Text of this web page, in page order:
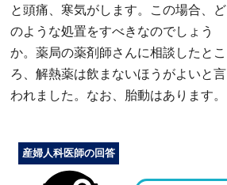
と頭痛、寒気がします。この場合、ど
のような処置をすべきなのでしょう
か。薬局の薬剤師さんに相談したとこ
ろ、解熱薬は飲まないほうがよいと言
われました。なお、胎動はあります。
産婦人科医師の回答